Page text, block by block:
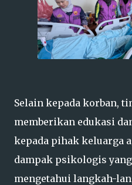
Selain kepada korban,
memberikan edukasi
kepada pihak keluarga
dampak psikologis
mengetahui langkah-